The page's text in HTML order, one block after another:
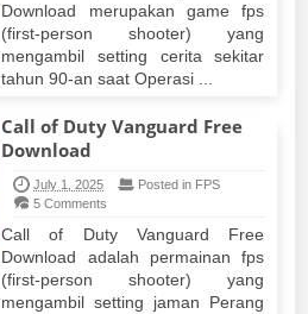
Download merupakan game fps
(first-person shooter) yang
mengambil setting cerita sekitar
tahun 90-an saat Operasi ...
Call of Duty Vanguard Free
Download
July 1, 2025
Posted in FPS
5 Comments
Call of Duty Vanguard Free
Download adalah permainan fps
(first-person shooter) yang
mengambil setting jaman Perang